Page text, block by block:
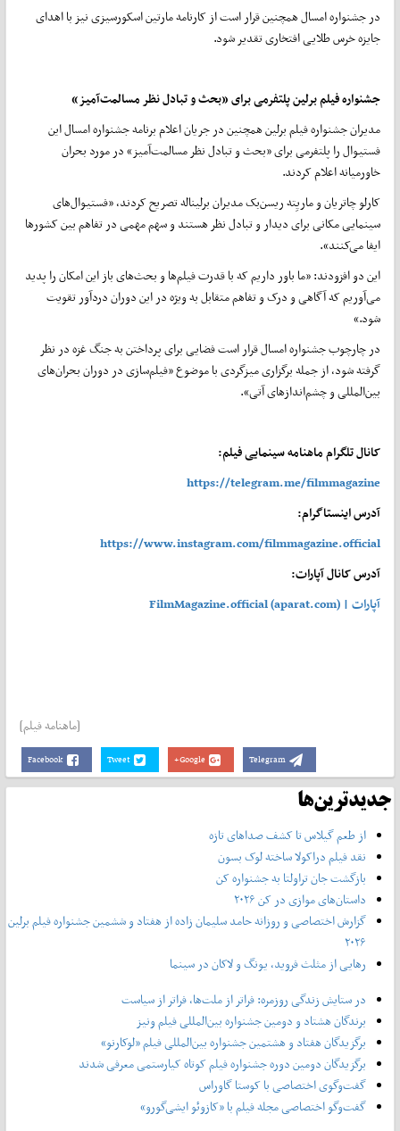
در جشنواره امسال همچنین قرار است از کارنامه مارتین اسکورسیزی نیز با اهدای
جایزه خرس طلایی افتخاری تقدیر شود.
جشنواره فیلم برلین پلتفرمی برای «بحث و تبادل نظر مسالمت‌آمیز»
مدیران جشنواره فیلم برلین همچنین در جریان اعلام برنامه جشنواره امسال این
فستیوال را پلتفرمی برای «بحث و تبادل نظر مسالمت‌آمیز» در مورد بحران
خاورمیانه اعلام کردند.
کارلو چاتریان و ماریِته ریسن‌بک مدیران برلیناله تصریح کردند، «فستیوال‌های
سینمایی مکانی برای دیدار و تبادل نظر هستند و سهم مهمی در تفاهم بین کشورها
ایفا می‌کنند».
این دو افزودند: «ما باور داریم که با قدرت فیلم‌ها و بحث‌های باز این امکان را پدید
می‌آوریم که آگاهی و درک و تفاهم متقابل به ویژه در این دوران دردآور تقویت
شود.»
در چارچوب جشنواره امسال قرار است فضایی برای پرداختن به جنگ غزه در نظر
گرفته شود، از جمله برگزاری میزگردی با موضوع «فیلم‌سازی در دوران بحران‌های
بین‌المللی و چشم‌اندازهای آتی».
کانال تلگرام ماهنامه سینمایی فیلم:
https://telegram.me/filmmagazine
آدرس اینستاگرام:
https://www.instagram.com/filmmagazine.official
آدرس کانال آپارات:
آپارات | FilmMagazine.official (aparat.com)
[ماهنامه فیلم]
Facebook Tweet Google+ Telegram
جدیدترین‌ها
از طعم گیلاس تا کشف صداهای تازه
نقد فیلم دراکولا ساخته لوک بسون
بازگشت جان تراولتا به جشنواره کن
داستان‌های موازی در کن ۲۰۲۶
گزارش اختصاصی و روزانه حامد سلیمان زاده از هفتاد و‌ ششمین جشنواره فیلم برلین
۲۰۲۶
رهایی از مثلث فروید، یونگ و لاکان در سینما
در ستایش زندگی روزمره: فراتر از ملت‌ها، فراتر از سیاست
برندگان هشتاد و دومین جشنواره بین‌المللی فیلم ونیز
برگزیدگان هفتاد و هشتمین جشنواره بین‌المللی فیلم «لوکارنو»
برگزیدگان دومین دوره جشنواره فیلم کوتاه کیارستمی معرفی شدند
گفت‌وگوی اختصاصی با کوستا گاوراس
گفت‌وگو اختصاصی مجله فیلم با «کازوئو ایشی‌گورو»